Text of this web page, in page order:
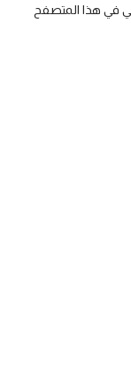
في هذا المتصفح